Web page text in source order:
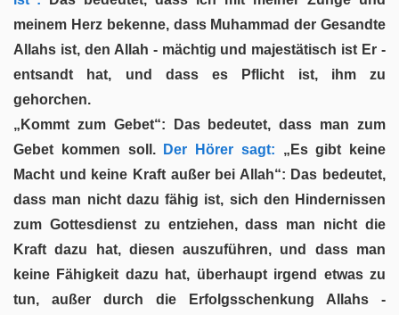
meinem Herz bekenne, dass Muhammad der Gesandte
Allahs ist, den Allah - mächtig und majestätisch ist Er -
entsandt hat, und dass es Pflicht ist, ihm zu
gehorchen.
„Kommt zum Gebet“: Das bedeutet, dass man zum
Gebet kommen soll.Der Hörer sagt: „Es gibt keine
Macht und keine Kraft außer bei Allah“: Das bedeutet,
dass man nicht dazu fähig ist, sich den Hindernissen
zum Gottesdienst zu entziehen, dass man nicht die
Kraft dazu hat, diesen auszuführen, und dass man
keine Fähigkeit dazu hat, überhaupt irgend etwas zu
tun, außer durch die Erfolgsschenkung Allahs -